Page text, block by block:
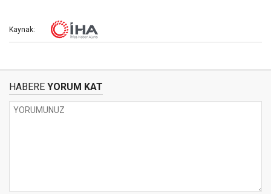
Kaynak:
HABERE YORUM KAT